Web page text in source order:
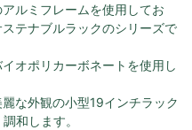
ルミフレームを使用してお
テナブルラックのシリーズで
オポリカーボネートを使用し
な外観の小型19インチラック
和します。